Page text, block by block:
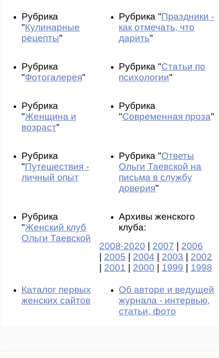
Рубрика
"Кулинарные
рецепты"
Рубрика "Праздники -
как отмечать, что
дарить"
Рубрика
"Фотогалерея"
Рубрика "Статьи по
психологии"
Рубрика
"Женщина и
возраст"
Рубрика
"Современная проза"
Рубрика
"Путешествия -
личный опыт
Рубрика "Ответы
Ольги Таевской на
письма в службу
доверия"
Рубрика
"Женский клуб
Ольги Таевской
Архивы женского
клуба:
2008-2020
2007
2006
2005 2004 2003
2002
2001 2000 1999 1998
Каталог первых
женских сайтов
Об авторе и ведущей
журнала - интервью,
статьи, фото